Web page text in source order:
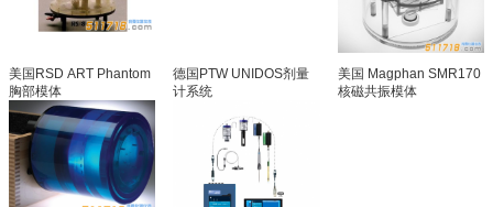
美国RSD ART Phantom
胸部模体
德国PTW UNIDOS剂量
计系统
美国 Magphan SMR170
核磁共振模体